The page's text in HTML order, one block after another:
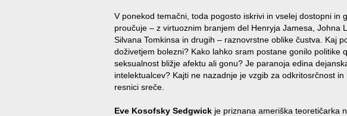
V ponekod temačni, toda pogosto iskrivi in vselej dostopni in
proučuje – z virtuoznim branjem del Henryja Jamesa, Johna
Silvana Tomkinsa in drugih – raznovrstne oblike čustva. Kaj
doživetjem bolezni? Kako lahko sram postane gonilo politike
seksualnost bližje afektu ali gonu? Je paranoja edina
intelektualcev? Kajti ne nazadnje je vzgib za odkritosrčnost
resnici sreče.
Eve Kosofsky Sedgwick je priznana ameriška teoretičarka